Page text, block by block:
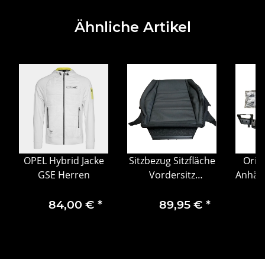
Ähnliche Artikel
OPEL Hybrid Jacke
GSE Herren
84,00 € *
Sitzbezug Sitzfläche
Vordersitz
X204 08 -15
89,95 € *